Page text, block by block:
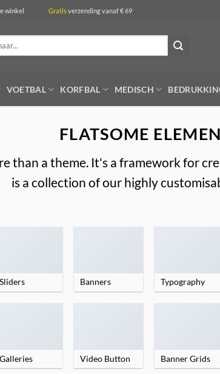
de winkel Gratis verzending vanaf € 69
VOETBAL KORFBAL MEDISCH
FLATSOME
than a theme. It's a framework for
is a collection of our highly
Sliders Banners Typography
Galleries Video Button Banner Grids